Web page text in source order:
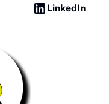
LinkedIn